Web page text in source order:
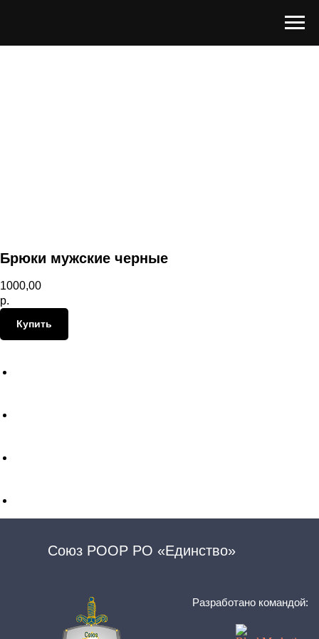
Брюки мужские черные
1000,00
р.
Купить
Разработано командой:
Союз РООР РО «Единство»